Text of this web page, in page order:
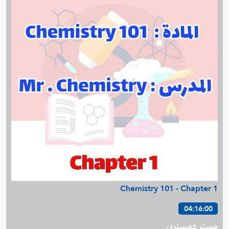
م. مريم الجدحي - DOE
م. محمد العتيبي - Calculus B
م . محمد يونس - Statics
Financial Accounting -ACCT201- م . عمرو يونس
م. صالحة الخزام - Process Dynamics & Control
م. فهد البصري - Digital lab
م. عمرو كسبه - Numerical 307
د. أمل السيد - Biochemistry 271
م. محمد العتيبي - Pre Calculus
د. أمل السيد - Biological Chemistry 217
Financial Management -FIN301- م . عمرو يونس
Managerial Accounting -ACCT211- م . عمرو يونس
Microeconomics - ECON101 - م . عمرو يونس
د. أمل السيد - Biological Chemistry Lab 217
Chemistry 101 - Chapter 1
04:16:00